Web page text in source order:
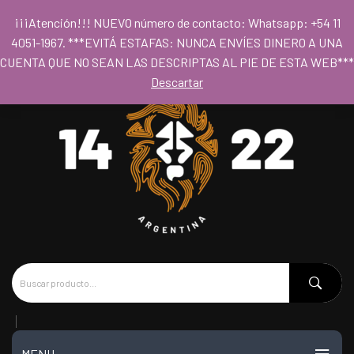
- Horario 09hs a 18hs
¡¡¡Atención!!! NUEVO número de contacto: Whatsapp: +54 11
4051-1967. ***EVITÁ ESTAFAS: NUNCA ENVÍES DINERO A UNA
CUENTA QUE NO SEAN LAS DESCRIPTAS AL PIE DE ESTA WEB***
Descartar